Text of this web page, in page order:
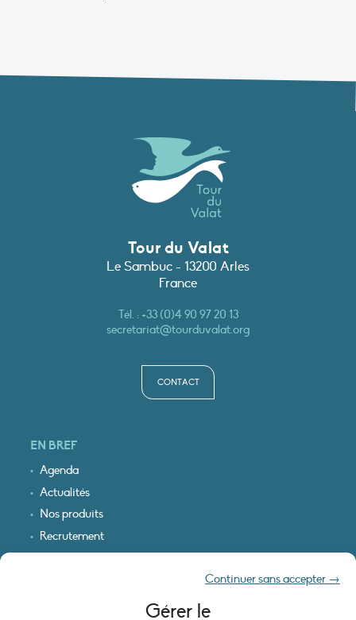
Gérer le
Continuer sans accepter →
Tour du Valat
Le Sambuc - 13200 Arles
France
Tél. :+33 (0)4 90 97 20 13
secretariat@tourduvalat.org
CONTACT
EN BREF
Agenda
Actualités
Nos produits
Recrutement
INFORMATIONS LÉGALES